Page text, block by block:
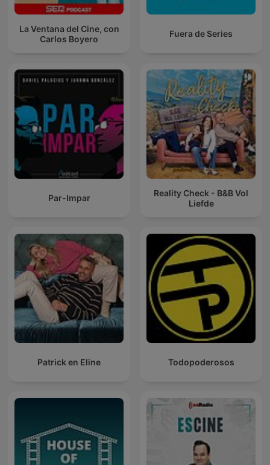
La Ventana del Cine, con
Carlos Boyero
Fuera de Series
Par-Impar
Reality Check - B&B Vol
Liefde
Patrick en Eline Todopoderosos